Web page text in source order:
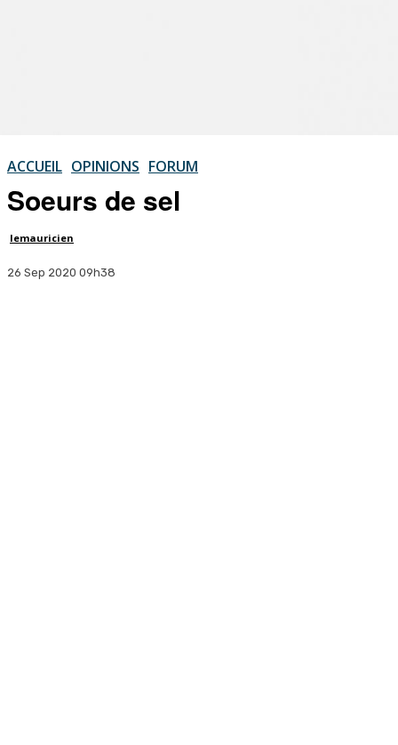
ACCUEIL OPINIONS FORUM
Soeurs de sel
lemauricien
26 Sep 2020 09h38